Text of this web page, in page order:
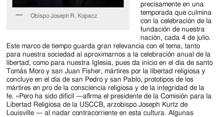
Obispo Joseph R. Kopacz
precisamente en una
temporada que culmina
con la celebración de la
fundación de nuestra
nación, cada 4 de julio.
Este marco de tiempo guarda gran relevancia con el tema, tanto
para nuestra sociedad al aproximarnos a la celebración anual de la
libertad, como para nuestra Iglesia, pues da inicio en el día de santo
Tomás Moro y san Juan Fisher, mártires por la libertad religiosa y
concluye en el día de san Pedro y san Pablo, prototipos de los
mártires en pro de la consciencia religiosa y de la integridad de la
fe. «Pero ha sido difícil —afirma el presidente de la Comisión para la
Libertad Religiosa de la USCCB, arzobispo Joseph Kurtz de
Louisville — al nadar contracorriente en esta cultura. Algunas